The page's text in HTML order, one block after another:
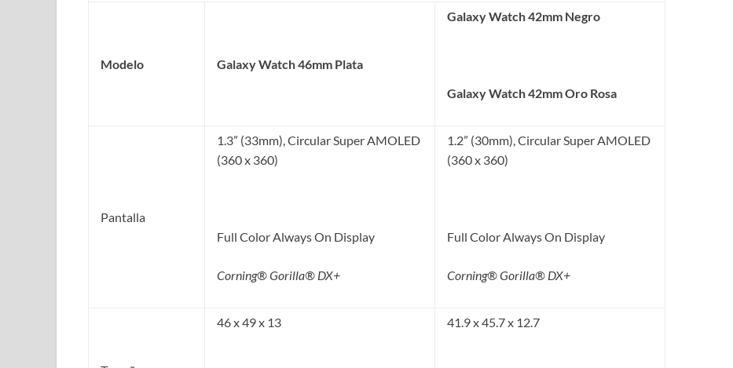
Modelo Galaxy Watch 46mm Plata
Galaxy Watch 42mm Negro
Galaxy Watch 42mm Oro Rosa
Pantalla
1.3” (33mm), Circular Super AMOLED
(360 x 360)
Full Color Always On Display
Corning® Gorilla® DX+
1.2” (30mm), Circular Super AMOLED
(360 x 360)
Full Color Always On Display
Corning® Gorilla® DX+
46 x 49 x 13 41.9 x 45.7 x 12.7